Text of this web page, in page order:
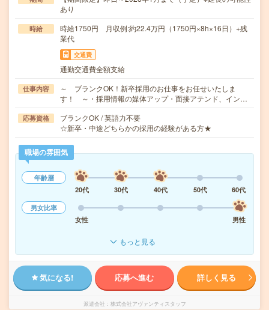
あり
時給
時給1750円 月収例:約22.4万円（1750円×8h×16日）+残
業代
交通費
通勤交通費全額支給
仕事内容
～ ブランクOK！新卒採用のお仕事をお任せいたしま
す！ ～・採用情報の媒体アップ・面接アテンド、イン…
応募資格
ブランクOK / 英語力不要
☆新卒・中途どちらかの採用の経験がある方★
職場の雰囲気
年齢層
20代
30代 40代 50代
60代
男女比率
女性
男性
もっと見る
気になる! 応募へ進む 詳しく見る
派遣会社 株式会社アヴァンティスタッフ